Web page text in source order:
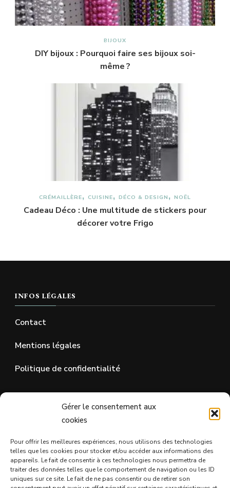
Gérer le consentement aux
cookies
Pour offrir les meilleures expériences, nous utilisons des technologies
telles que les cookies pour stocker et/ou accéder aux informations des
appareils. Le fait de consentir à ces technologies nous permettra de
traiter des données telles que le comportement de navigation ou les ID
uniques sur ce site. Le fait de ne pas consentir ou de retirer son
BIJOUX
DIY bijoux : Pourquoi faire ses bijoux soi-
même ?
CRÉMAILLÈRE CUISINE DÉCO & DESIGN NOËL
Cadeau Déco : Une multitude de stickers pour
décorer votre Frigo
INFOS LÉGALES
Contact
Mentions légales
Politique de confidentialité
SUR LES RÉSEAUX SOCIAUX